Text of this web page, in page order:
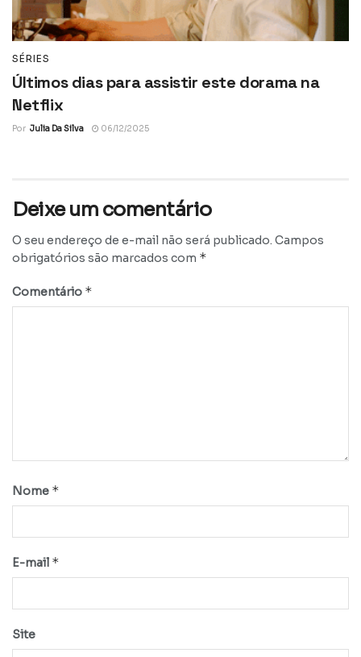
SÉRIES
Últimos dias para assistir este dorama na
Netflix
Por Julia Da Silva 06/12/2025
Deixe um comentário
O seu endereço de e-mail não será publicado. Campos
obrigatórios são marcados com *
Comentário *
Nome *
E-mail *
Site